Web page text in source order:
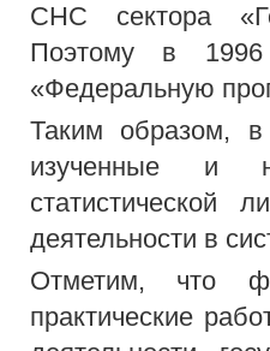
СНС сектора
Поэтому в 1996
«Федеральную
Таким образом,
изученные и
статистической
деятельности в
Отметим, что
практические